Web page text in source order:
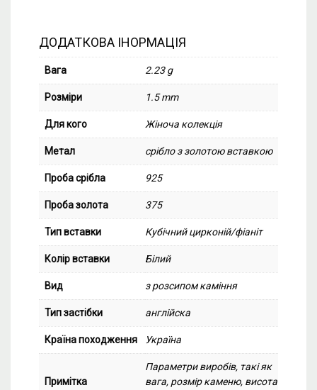
ДОДАТКОВА ІНОРМАЦІЯ
Вага 2.23 g
Розміри 1.5 mm
Для кого Жіноча колекція
Метал срібло з золотою вставкою
Проба срібла 925
Проба золота 375
Тип вставки Кубічний цирконій/фіаніт
Колір вставки Білий
Вид з розсипом каміння
Тип застібки англійска
Країна походження Україна
Примітка
Параметри виробів, такі як
вага, розмір каменю, висота